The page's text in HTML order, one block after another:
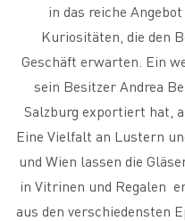
in das reiche
Kuriositäten, die den
Geschäft erwarten. Ein
sein Besitzer Andrea
Salzburg exportiert hat,
Eine Vielfalt an Lustern
und Wien lassen die
in Vitrinen und Regalen
aus den verschiedensten